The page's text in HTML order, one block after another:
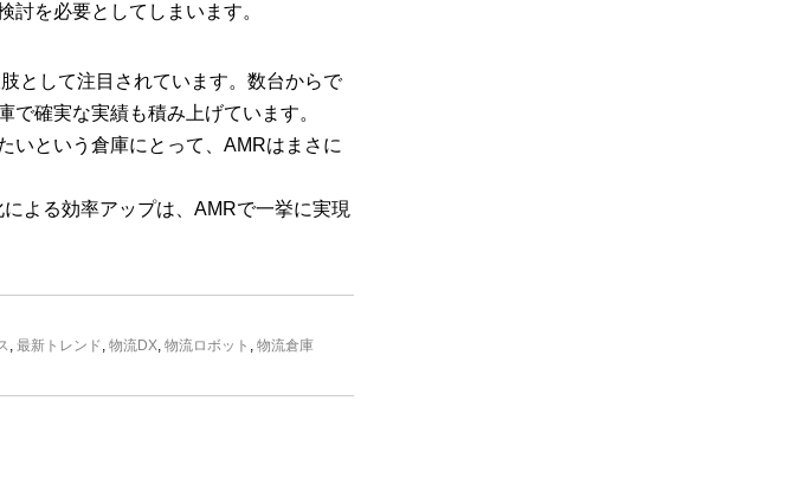
を必要としてしまいます。
として注目されています。数台からで
で確実な実績も積み上げています。
いという倉庫にとって、AMRはまさに
よる効率アップは、AMRで一挙に実現
, 最新トレンド, 物流DX, 物流ロボット , 物流倉庫